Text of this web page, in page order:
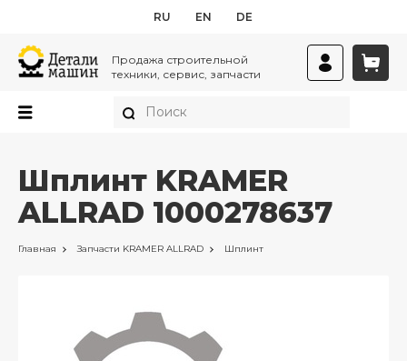
RU EN DE
Продажа строительной
техники, сервис, запчасти
Шплинт KRAMER
ALLRAD 1000278637
Главная Запчасти KRAMER ALLRAD Шплинт